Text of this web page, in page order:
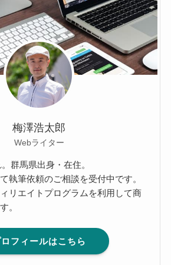
梅澤浩太郎
Webライター
群馬県出身・在住。
執筆依頼のご相談を受付中です。
リエイトプログラムを利用して商
。
フィールはこちら